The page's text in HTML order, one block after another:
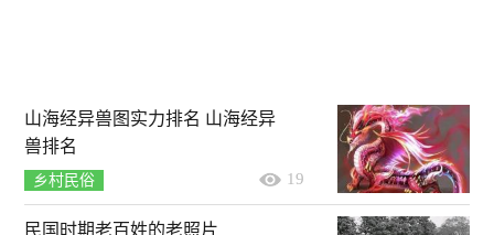
山海经异兽图实力排名 山海经异
兽排名
乡村民俗 19
民国时期老百姓的老照片